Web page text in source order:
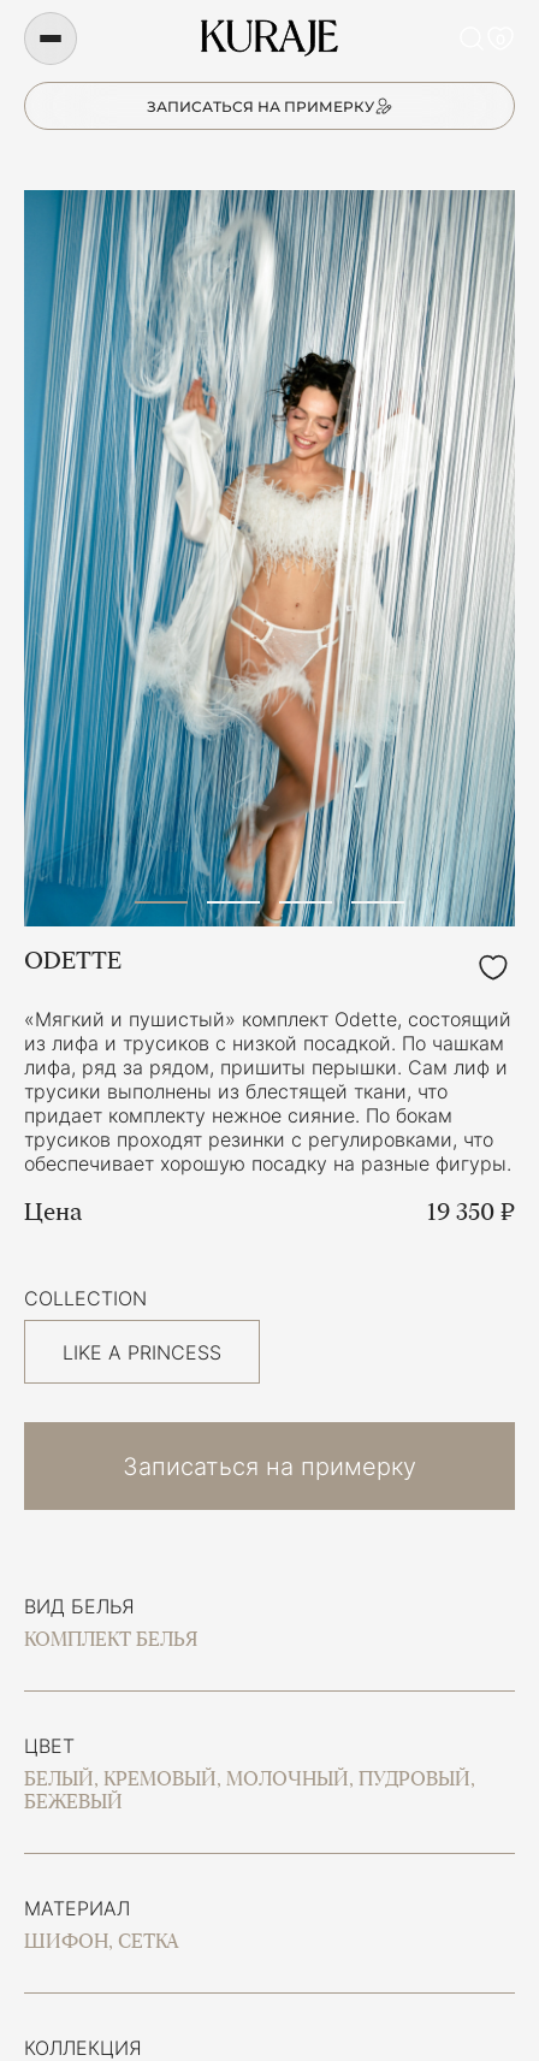
ЗАПИСАТЬСЯ НА ПРИМЕРКУ
ВИД БЕЛЬЯ
КОМПЛЕКТ БЕЛЬЯ
ЦВЕТ
БЕЛЫЙ, КРЕМОВЫЙ, МОЛОЧНЫЙ, ПУДРОВЫЙ,
БЕЖЕВЫЙ
МАТЕРИАЛ
ШИФОН, СЕТКА
КОЛЛЕКЦИЯ
ODETTE
«Мягкий и пушистый» комплект Odette, состоящий
из лифа и трусиков с низкой посадкой. По чашкам
лифа, ряд за рядом, пришиты перышки. Сам лиф и
трусики выполнены из блестящей ткани, что
придает комплекту нежное сияние. По бокам
трусиков проходят резинки с регулировками, что
обеспечивает хорошую посадку на разные фигуры.
Цена 19 350 ₽
COLLECTION
LIKE A PRINCESS
Записаться на примерку